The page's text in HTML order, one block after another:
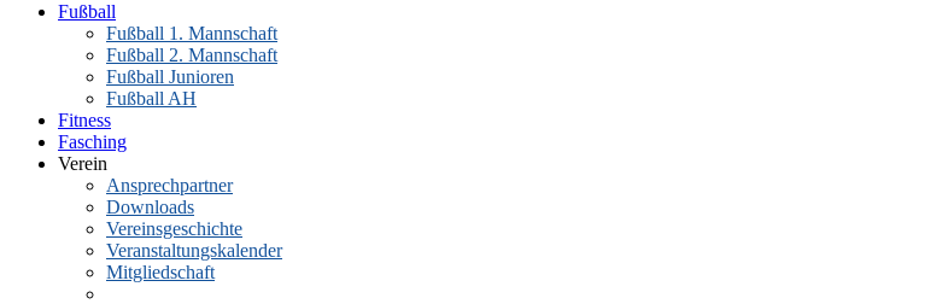
Fußball
Fußball 1. Mannschaft
Fußball 2. Mannschaft
Fußball Junioren
Fußball AH
Fitness
Fasching
Verein
Ansprechpartner
Downloads
Vereinsgeschichte
Veranstaltungskalender
Mitgliedschaft